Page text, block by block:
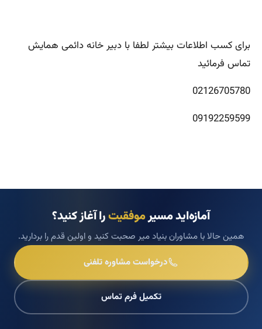
برای کسب اطلاعات بیشتر لطفا با دبیر خانه دائمی همایش
تماس فرمائید
02126705780
09192259599
آمازه‌اید مسیرموفقیترا آغاز کنید؟
همین حالا با مشاوران بنیاد میر صحبت کنید و اولین قدم را بردارید.
درخواست مشاوره تلفنی
تکمیل فرم تماس